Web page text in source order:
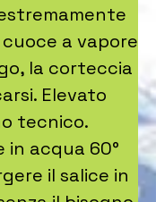
a vapore
la corteccia
Elevato
tecnico.
in acqua 60°
il salice in